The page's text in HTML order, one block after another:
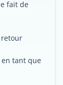
fait de
retour
en tant que